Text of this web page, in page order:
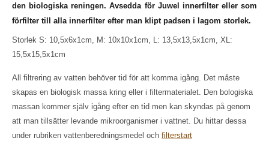
den biologiska reningen. Avsedda för Juwel innerfilter eller som
förfilter till alla innerfilter efter man klipt padsen i lagom storlek.
Storlek S: 10,5x6x1cm, M: 10x10x1cm, L: 13,5x13,5x1cm, XL:
15,5x15,5x1cm
All filtrering av vatten behöver tid för att komma igång. Det måste
skapas en biologisk massa kring eller i filtermaterialet. Den bologiska
massan kommer själv igång efter en tid men kan skyndas på genom
att man tillsätter levande mikroorganismer i vattnet. Du hittar dessa
under rubriken vattenberedningsmedel och filterstart